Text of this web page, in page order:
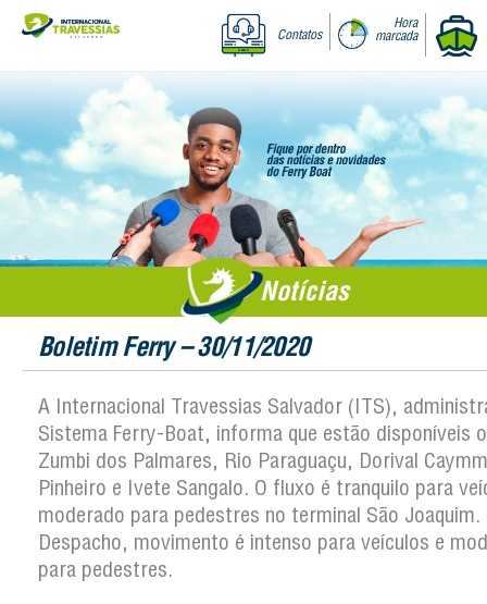
Contatos
Hora
marcada
Notícias
Boletim Ferry – 30/11/2020
A Internacional Travessias Salvador (ITS),
Sistema Ferry-Boat, informa que estão disponíveis
Zumbi dos Palmares, Rio Paraguaçu, Dorival
Pinheiro e Ivete Sangalo. O fluxo é tranquilo para
moderado para pedestres no terminal São Joaquim.
Despacho, movimento é intenso para veículos e
para pedestres.